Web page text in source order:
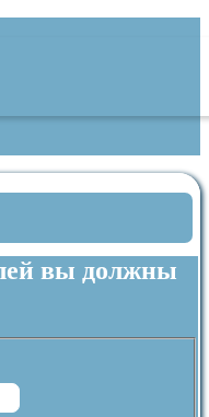
вы должны